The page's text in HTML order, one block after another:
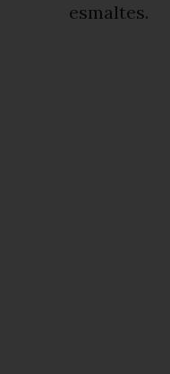
esmaltes.